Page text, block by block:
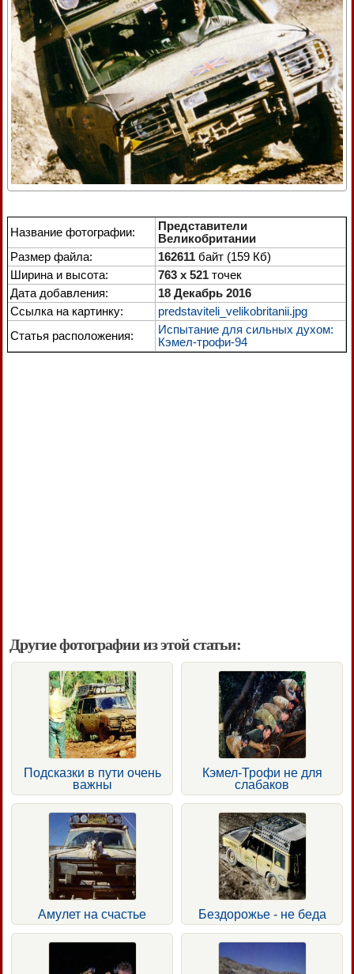
Название фотографии:
Представители
Великобритании
Размер файла:
162611 байт (159 Кб)
Ширина и высота:
763 x 521 точек
Дата добавления:
18 Декабрь 2016
Ссылка на картинку:
predstaviteli_velikobritanii.jpg
Статья расположения:
Испытание для сильных духом:
Кэмел-трофи-94
Другие фотографии из этой статьи:
Подсказки в пути очень
важны
Кэмел-Трофи не для
слабаков
Амулет на счастье Бездорожье - не беда